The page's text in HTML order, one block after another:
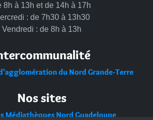
8h à 13h et de 14h à 17h
: de 7h30 à 13h30
Vendredi : de 8h à 13h
du Nord Grande-Terre
Nos sites
Médiathèques Nord Guadeloupe